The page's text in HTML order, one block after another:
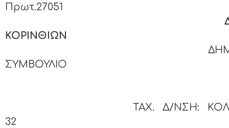
Πρωτ.27051
ΤΑΧ. Δ/ΝΣΗ:
32